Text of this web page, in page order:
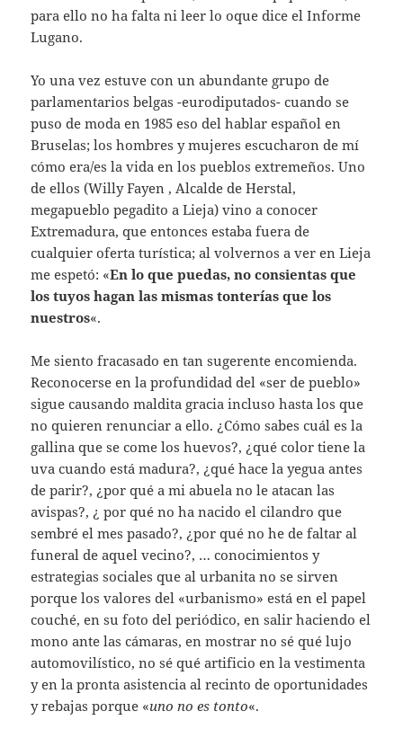
para ello no ha falta ni leer lo oque dice el Informe
Lugano.
Yo una vez estuve con un abundante grupo de
parlamentarios belgas -eurodiputados- cuando se
puso de moda en 1985 eso del hablar español en
Bruselas; los hombres y mujeres escucharon de mí
cómo era/es la vida en los pueblos extremeños. Uno
de ellos (Willy Fayen , Alcalde de Herstal,
megapueblo pegadito a Lieja) vino a conocer
Extremadura, que entonces estaba fuera de
cualquier oferta turística; al volvernos a ver en Lieja
me espetó: «En lo que puedas, no consientas que
los tuyos hagan las mismas tonterías que los
nuestros«.
Me siento fracasado en tan sugerente encomienda.
Reconocerse en la profundidad del «ser de pueblo»
sigue causando maldita gracia incluso hasta los que
no quieren renunciar a ello. ¿Cómo sabes cuál es la
gallina que se come los huevos?, ¿qué color tiene la
uva cuando está madura?, ¿qué hace la yegua antes
de parir?, ¿por qué a mi abuela no le atacan las
avispas?, ¿ por qué no ha nacido el cilandro que
sembré el mes pasado?, ¿por qué no he de faltar al
funeral de aquel vecino?, … conocimientos y
estrategias sociales que al urbanita no se sirven
porque los valores del «urbanismo» está en el papel
couché, en su foto del periódico, en salir haciendo el
mono ante las cámaras, en mostrar no sé qué lujo
automovilístico, no sé qué artificio en la vestimenta
y en la pronta asistencia al recinto de oportunidades
y rebajas porque «uno no es tonto«.